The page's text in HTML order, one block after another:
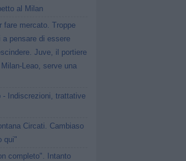
al Milan
fare mercato. Troppe
pensare di essere
Juve, il portiere
Leao, serve una
- Indiscrezioni, trattative
Circati. Cambiaso
qui"
completo". Intanto